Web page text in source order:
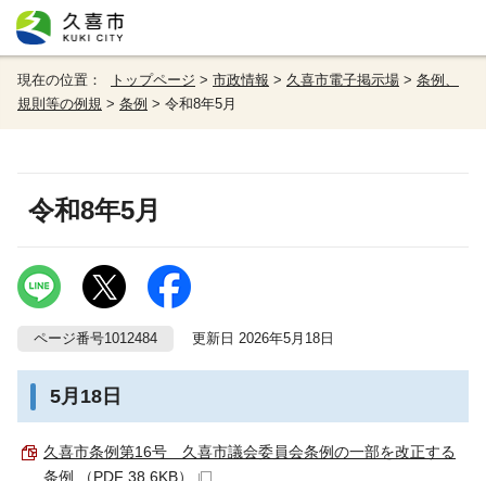
現在の位置： トップページ > 市政情報 > 久喜市電子掲示場 > 条例、
規則等の例規 > 条例 > 令和8年5月
令和8年5月
ページ番号1012484 更新日 2026年5月18日
5月18日
久喜市条例第16号 久喜市議会委員会条例の一部を改正する
条例 （PDF 38.6KB）